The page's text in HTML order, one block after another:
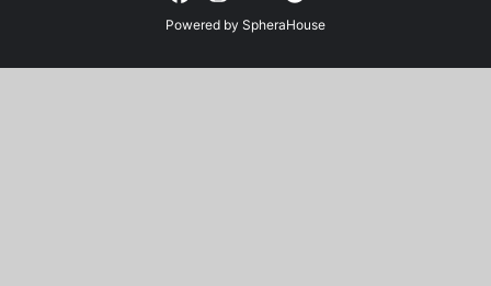
Powered by SpheraHouse